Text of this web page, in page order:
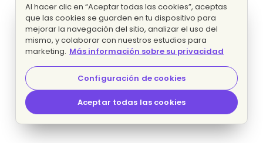
Al hacer clic en “Aceptar todas las cookies”, aceptas
que las cookies se guarden en tu dispositivo para
mejorar la navegación del sitio, analizar el uso del
mismo, y colaborar con nuestros estudios para
marketing. Más información sobre su privacidad
Configuración de cookies
Aceptar todas las cookies